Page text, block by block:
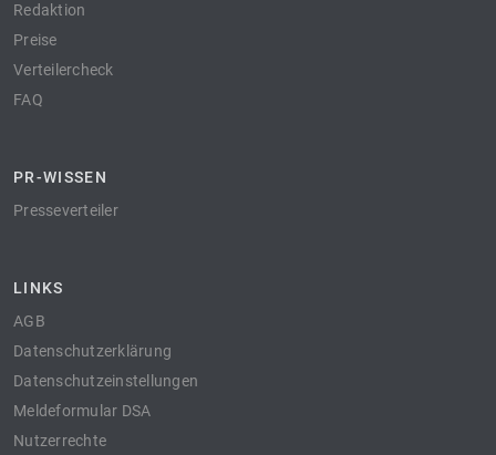
Redaktion
Preise
Verteilercheck
FAQ
PR-WISSEN
Presseverteiler
LINKS
AGB
Datenschutzerklärung
Datenschutzeinstellungen
Meldeformular DSA
Nutzerrechte